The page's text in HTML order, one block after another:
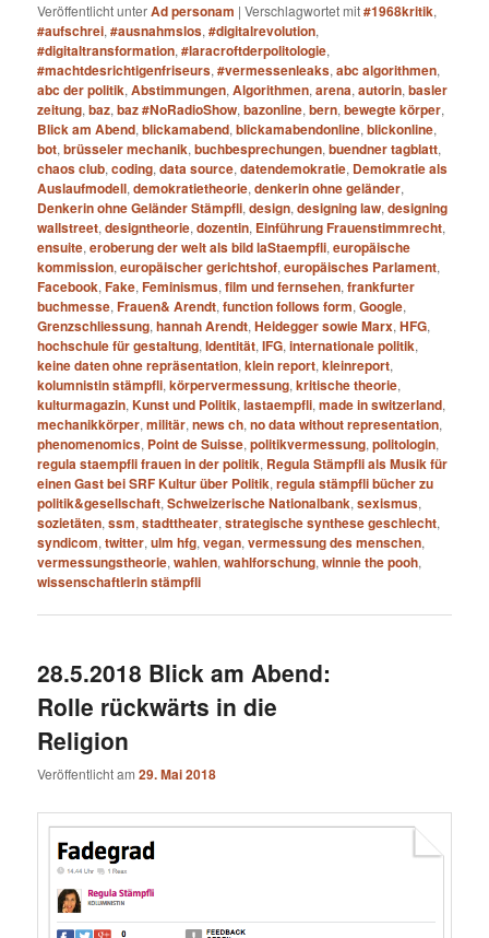
Veröffentlicht unterAd personam |Verschlagwortet mit#1968kritik,
#aufschrei,#ausnahmslos,#digitalrevolution,
#digitaltransformation,#laracroftderpolitologie,
#machtdesrichtigenfriseurs,#vermessenleaks,abc algorithmen,
abc der politik,Abstimmungen,Algorithmen,arena,autorin,basler
zeitung,baz,baz #NoRadioShow,bazonline,bern,bewegte körper,
Blick am Abend,blickamabend,blickamabendonline,blickonline,
bot,brüsseler mechanik,buchbesprechungen,buendner tagblatt,
chaos club,coding,data source,datendemokratie, Demokratie als
Auslaufmodell,demokratietheorie,denkerin ohne geländer,
Denkerin ohne Geländer Stämpfli,design,designing law,designing
wallstreet,designtheorie,dozentin, Einführung Frauenstimmrecht,
ensuite,eroberung der welt als bild laStaempfli,europäische
kommission,europäischer gerichtshof,europäisches Parlament,
Facebook,Fake,Feminismus,film und fernsehen,frankfurter
buchmesse,Frauen& Arendt,function follows form,Google,
Grenzschliessung,hannah Arendt,Heidegger sowie Marx,HFG,
hochschule für gestaltung,Identität,IFG,internationale politik,
keine daten ohne repräsentation,klein report,kleinreport,
kolumnistin stämpfli,körpervermessung,kritische theorie,
kulturmagazin,Kunst und Politik,lastaempfli,made in switzerland,
mechanikkörper,militär,news ch,no data without representation,
phenomenomics, Point de Suisse,politikvermessung,politologin,
regula staempfli frauen in der politik, Regula Stämpfli als Musik für
einen Gast bei SRF Kultur über Politik,regula stämpfli bücher zu
politik&gesellschaft,Schweizerische Nationalbank,sexismus,
sozietäten,ssm,stadttheater,strategische synthese geschlecht,
syndicom,twitter,ulm hfg,vegan,vermessung des menschen,
vermessungstheorie,wahlen,wahlforschung,winnie the pooh,
wissenschaftlerin stämpfli
28.5.2018 Blick am Abend:
Rolle rückwärts in die
Religion
Veröffentlicht am29. Mai 2018